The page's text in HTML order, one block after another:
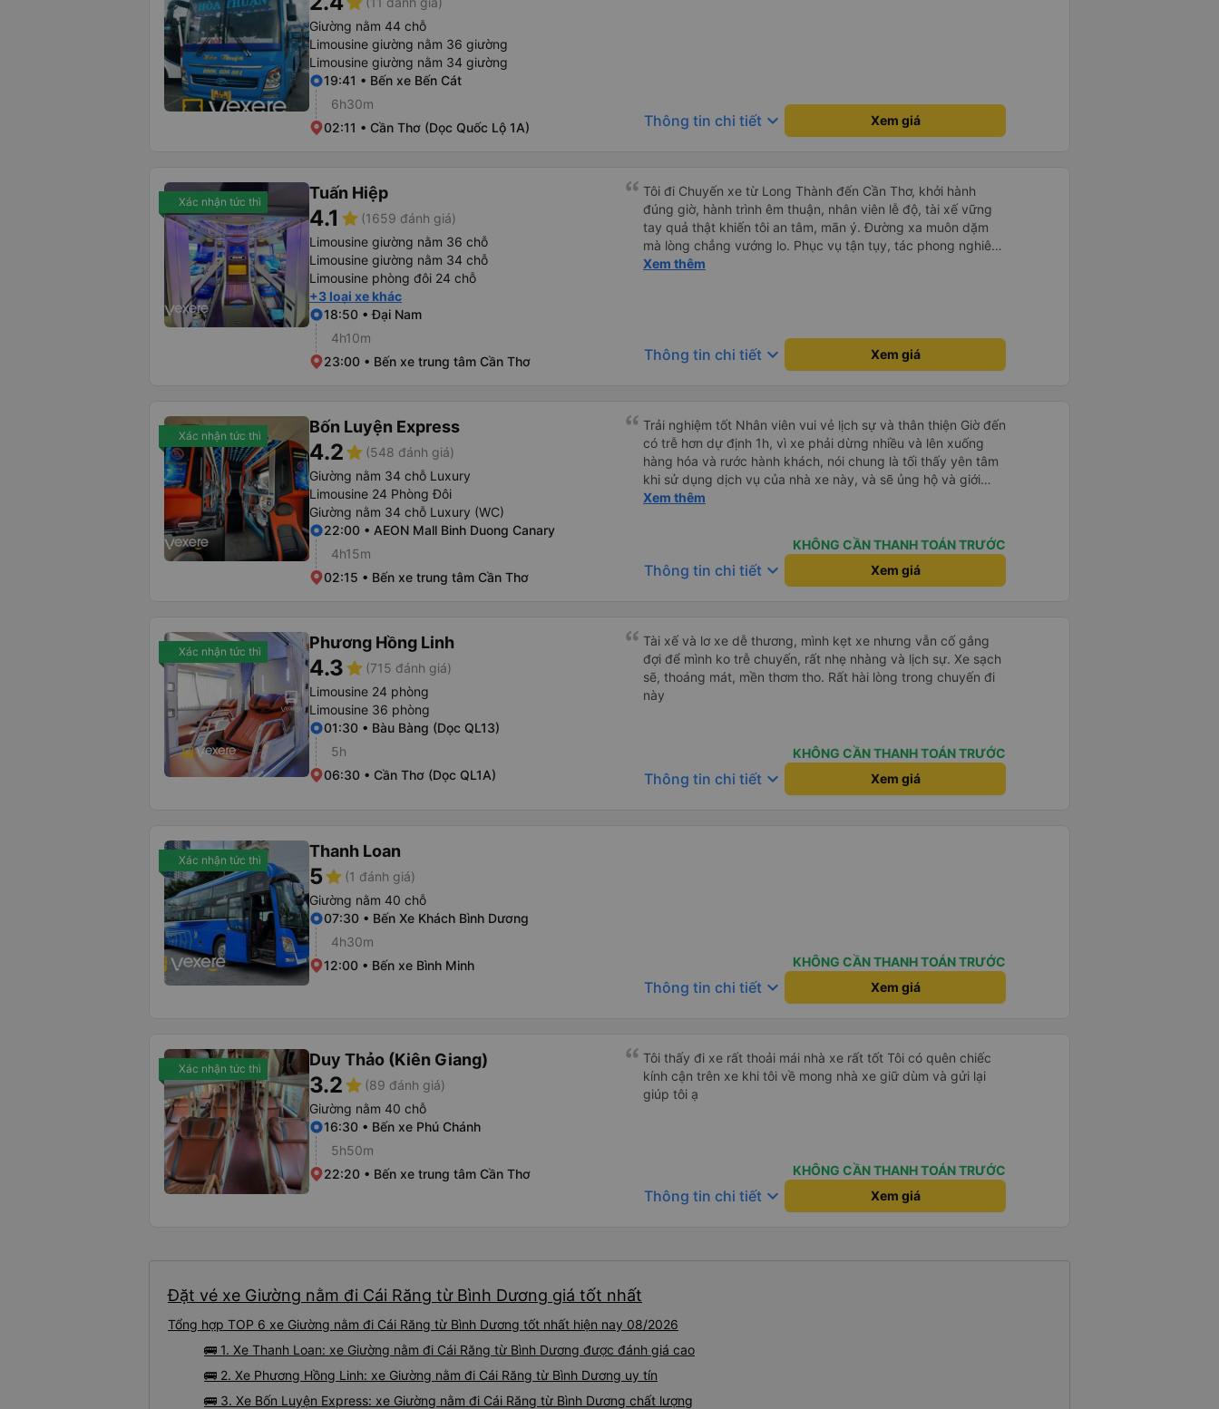
Giường nằm 44 chỗ
Limousine giường nằm 36 giường
Limousine giường nằm 34 giường
19:41 • Bến xe Bến Cát
6h30m
02:11 • Cần Thơ (Dọc Quốc Lộ 1A)
Thông tin chi tiết keyboard_arrow_down Xem giá
Xác nhận tức thì Tuấn Hiệp
4.1 star (1659 đánh giá)
Limousine giường nằm 36 chỗ
Limousine giường nằm 34 chỗ
Limousine phòng đôi 24 chỗ
+3 loại xe khác
18:50 • Đại Nam
4h10m
23:00 • Bến xe trung tâm Cần Thơ
Tôi đi Chuyến xe từ Long Thành đến Cần Thơ, khởi hành
đúng giờ, hành trình êm thuận, nhân viên lễ độ, tài xế vững
tay quả thật khiến tôi an tâm, mãn ý. Đường xa muôn dặm
mà lòng chẳng vướng lo. Phục vụ tận tụy, tác phong nghiêm
cẩn, hiếm thấy giữa thời buổi kim tiền vội vã. Xã hội loạn đạo.
Xem thêm
Thông tin chi tiết keyboard_arrow_down Xem giá
Xác nhận tức thì Bốn Luyện Express
4.2star (548 đánh giá)
Giường nằm 34 chỗ Luxury
Limousine 24 Phòng Đôi
Giường nằm 34 chỗ Luxury (WC)
22:00 • AEON Mall Binh Duong Canary
4h15m
02:15 • Bến xe trung tâm Cần Thơ
Trải nghiệm tốt Nhân viên vui vẻ lịch sự và thân thiện Giờ đến
có trễ hơn dự định 1h, vì xe phải dừng nhiều và lên xuống
hàng hóa và rước hành khách, nói chung là tối thấy yên tâm
khi sử dụng dịch vụ của nhà xe này, và sẽ ủng hộ và giới
thiệu cho người thân sử dụng dịch vụ của nhà xe này
Xem thêm
KHÔNG CẦN THANH TOÁN TRƯỚC
Thông tin chi tiết keyboard_arrow_down Xem giá
Xác nhận tức thì Phương Hồng Linh
4.3star (715 đánh giá)
Limousine 24 phòng
Limousine 36 phòng
01:30 • Bàu Bàng (Dọc QL13)
5h
06:30 • Cần Thơ (Dọc QL1A)
Tài xế và lơ xe dễ thương, mình kẹt xe nhưng vẫn cố gắng
đợi để mình ko trễ chuyến, rất nhẹ nhàng và lịch sự. Xe sạch
sẽ, thoáng mát, mền thơm tho. Rất hài lòng trong chuyến đi
này
KHÔNG CẦN THANH TOÁN TRƯỚC
Thông tin chi tiết keyboard_arrow_down Xem giá
Xác nhận tức thì Thanh Loan
5star (1 đánh giá)
Giường nằm 40 chỗ
07:30 • Bến Xe Khách Bình Dương
4h30m
12:00 • Bến xe Bình Minh
KHÔNG CẦN THANH TOÁN TRƯỚC
Thông tin chi tiết keyboard_arrow_down Xem giá
Xác nhận tức thì Duy Thảo (Kiên Giang)
3.2star (89 đánh giá)
Giường nằm 40 chỗ
16:30 • Bến xe Phú Chánh
5h50m
22:20 • Bến xe trung tâm Cần Thơ
Tôi thấy đi xe rất thoải mái nhà xe rất tốt Tôi có quên chiếc
kính cận trên xe khi tôi về mong nhà xe giữ dùm và gửi lại
giúp tôi ạ
KHÔNG CẦN THANH TOÁN TRƯỚC
Thông tin chi tiết keyboard_arrow_down Xem giá
Đặt vé xe Giường nằm đi Cái Răng từ Bình Dương giá tốt nhất
Tổng hợp TOP 6 xe Giường nằm đi Cái Răng từ Bình Dương tốt nhất hiện nay 08/2026
🚌 1. Xe Thanh Loan: xe Giường nằm đi Cái Răng từ Bình Dương được đánh giá cao
🚌 2. Xe Phương Hồng Linh: xe Giường nằm đi Cái Răng từ Bình Dương uy tín
🚌 3. Xe Bốn Luyện Express: xe Giường nằm đi Cái Răng từ Bình Dương chất lượng